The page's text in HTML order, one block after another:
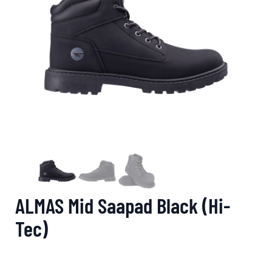
ALMAS Mid Saapad Black (Hi-
Tec)